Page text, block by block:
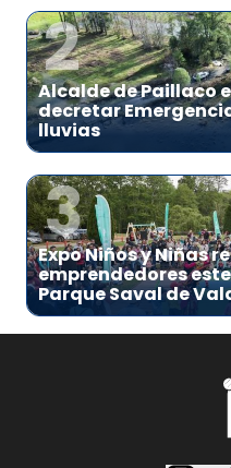
2
Alcalde de Paillaco
decretar
lluvias
3
Expo Niños y Niñas
emprendedores
Parque Saval de